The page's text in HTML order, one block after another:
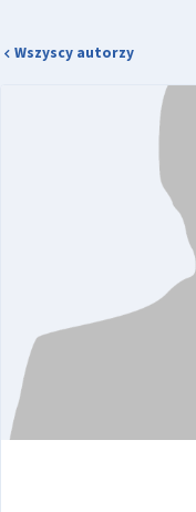
Wszyscy autorzy